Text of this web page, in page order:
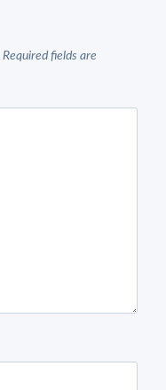
Required fields are